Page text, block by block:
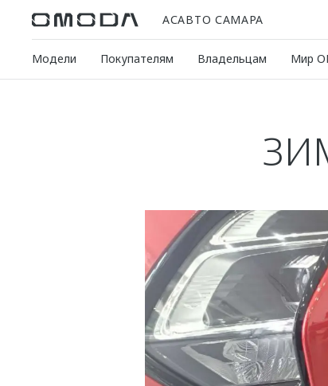
АСАВТО САМАРА
Модели Покупателям Владельцам Мир